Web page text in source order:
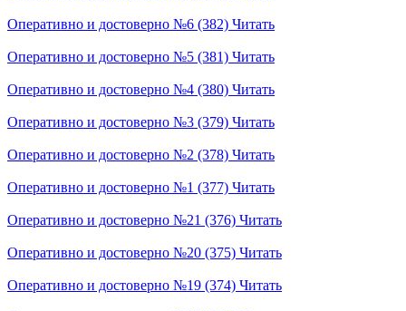
Оперативно и достоверно №6 (382) Читать
Оперативно и достоверно №5 (381) Читать
Оперативно и достоверно №4 (380) Читать
Оперативно и достоверно №3 (379) Читать
Оперативно и достоверно №2 (378) Читать
Оперативно и достоверно №1 (377) Читать
Оперативно и достоверно №21 (376) Читать
Оперативно и достоверно №20 (375) Читать
Оперативно и достоверно №19 (374) Читать